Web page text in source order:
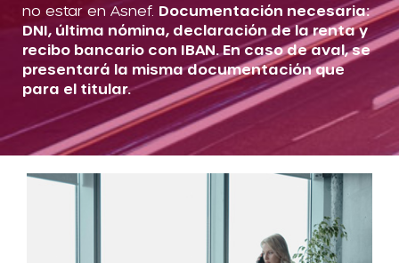
no estar en Asnef. Documentación necesaria:
DNI, última nómina, declaración de la renta y
recibo bancario con IBAN. En caso de aval, se
presentará la misma documentación que
para el titular.